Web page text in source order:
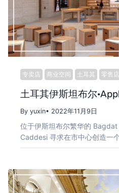
专卖店 商业空间 土耳其 零售店
土耳其伊斯坦布尔
By yuxin• 2022年11月9日
位于伊斯坦布尔繁华的
Caddesi 寻求在市中心创造一